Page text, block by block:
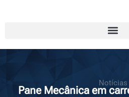
Notícias
Pane Mecânica em